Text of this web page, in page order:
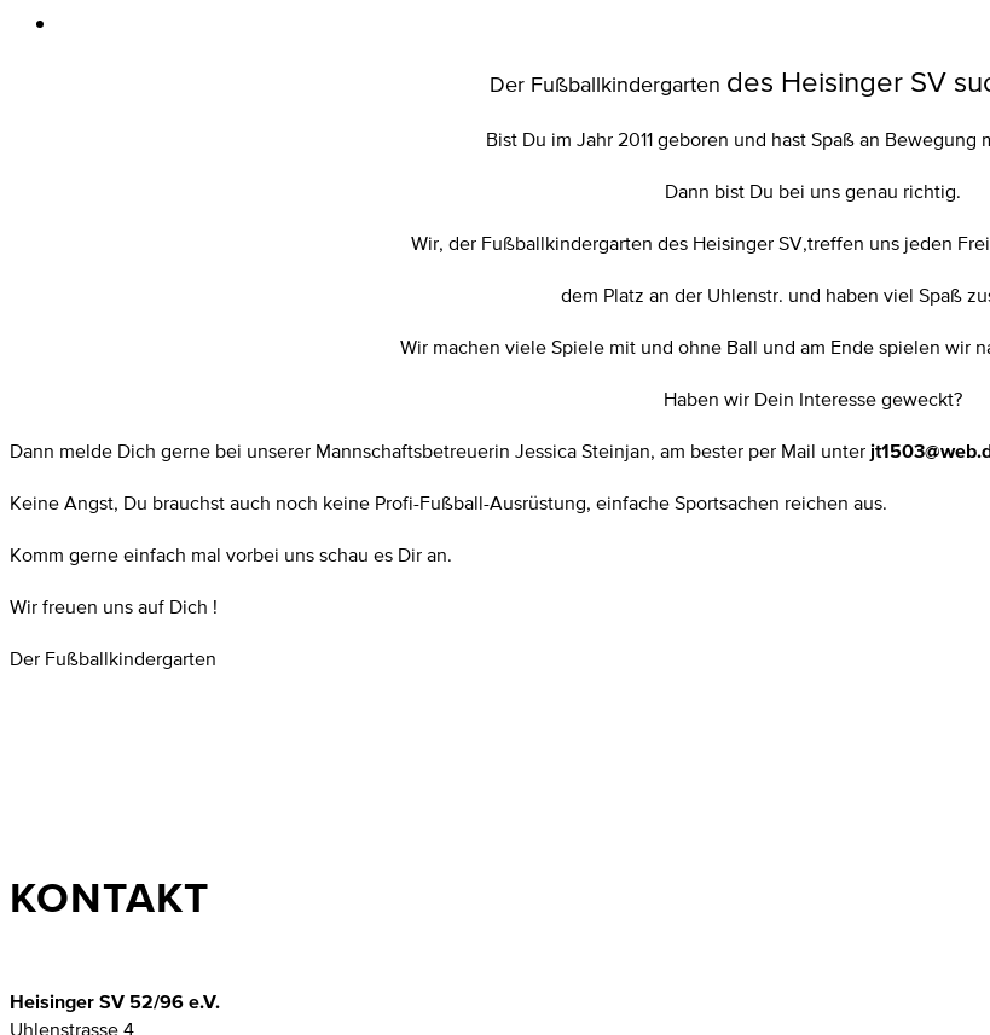
Der Fußballkindergarten des Heisinger SV
Bist Du im Jahr 2011 geboren und hast Spaß an Bewegung
Dann bist Du bei uns genau richtig.
Wir, der Fußballkindergarten des Heisinger SV,treffen uns jeden
dem Platz an der Uhlenstr. und haben viel Spaß
Wir machen viele Spiele mit und ohne Ball und am Ende spielen wir
Haben wir Dein Interesse geweckt?
Dann melde Dich gerne bei unserer Mannschaftsbetreuerin Jessica Steinjan, am bester per Mail unter
Keine Angst, Du brauchst auch noch keine Profi-Fußball-Ausrüstung, einfache Sportsachen reichen aus.
Komm gerne einfach mal vorbei uns schau es Dir an.
Wir freuen uns auf Dich !
Der Fußballkindergarten
KONTAKT
Heisinger SV 52/96 e.V.